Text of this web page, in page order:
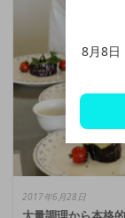
2017年6月28日
8月8日